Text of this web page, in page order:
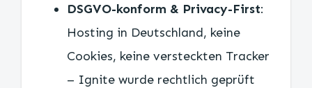
DSGVO-konform & Privacy-First:
Hosting in Deutschland, keine
Cookies, keine versteckten Tracker
– Ignite wurde rechtlich geprüft